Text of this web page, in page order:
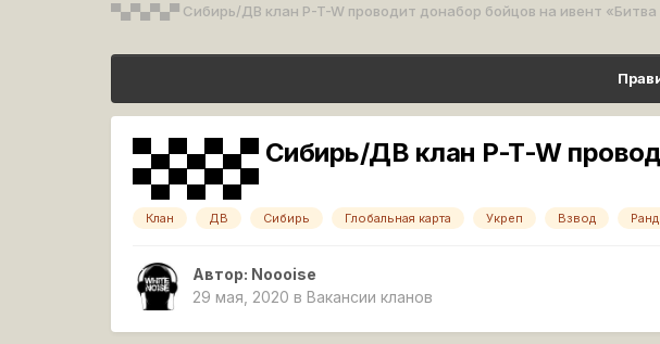
▀▄▀▄▀▄▀ Сибирь/ДВ клан P-T-W проводит донабор бойцов на ивент
▀▄▀▄▀▄▀ Сибирь/ДВ клан P-T-W
▀▄▀▄▀▄▀
Клан ДВ Сибирь Глобальная карта Укреп Взвод
Автор: Noooise
29 мая, 2020 в Вакансии кланов